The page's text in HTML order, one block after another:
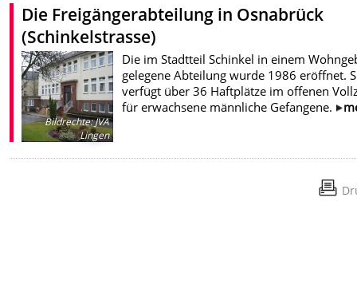
Die Freigängerabteilung in Osnabrück
(Schinkelstrasse)
Bildrechte:JVA
Lingen
Die im Stadtteil Schinkel in einem
gelegene Abteilung wurde 1986 eröffnet.
verfügt über 36 Haftplätze im offenen
für erwachsene männliche Gefangene.